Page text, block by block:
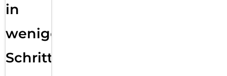
in
wenigen
Schritten